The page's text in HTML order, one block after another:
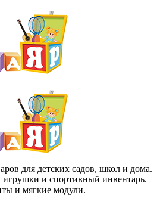
для детских садов, школ и дома.
игрушки и спортивный инвентарь.
и мягкие модули.